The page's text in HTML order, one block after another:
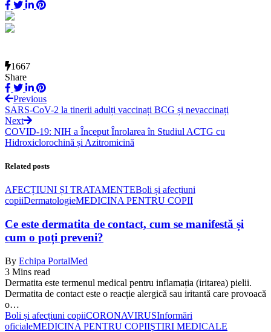
1667
Share
Previous
SARS-CoV-2 la tinerii adulți vaccinați BCG și nevaccinați
Next
COVID-19: NIH a Început Înrolarea în Studiul ACTG cu
Hidroxiclorochină și Azitromicină
Related posts
AFECȚIUNI ȘI TRATAMENTEBoli și afecțiuni
copiiDermatologieMEDICINA PENTRU COPII
Ce este dermatita de contact, cum se manifestă și
cum o poți preveni?
By Echipa PortalMed
3 Mins read
Dermatita este termenul medical pentru inflamația (iritarea) pielii.
Dermatita de contact este o reacție alergică sau iritantă care provoacă
o…
Boli și afecțiuni copiiCORONAVIRUSInformări
oficialeMEDICINA PENTRU COPIIŞTIRI MEDICALE